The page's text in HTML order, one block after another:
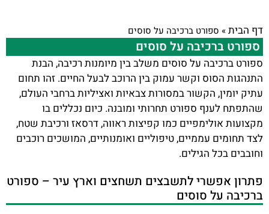
דף הבית» ספורט ברכיבה על סוסים
ספורט ברכיבה על סוסים
ספורט ברכיבה על סוסים משלב בין מיומנות רכיבה, הבנת
התנהגות הסוס וקשר עמוק בין הרוכב לבעל החיים. זהו תחום
עתיק יומין, הקשור במסורות צבאיות ואציליות ברחבי העולם,
שהתפתח לענף ספורט תחרותי ומובנה. כיום נכללים בו
מקצועות אולימפיים כמו קפיצות ראווה, דרסאז ורכיבת שטח,
לצד תחומים עממיים, טיפוליים ואומנותיים, המושכים רוכבים
וחובבים בכל הגילים.
פתרון אפשרי לתשבצים תשחצים וארץ עיר – ספורט
ברכיבה על סוסים